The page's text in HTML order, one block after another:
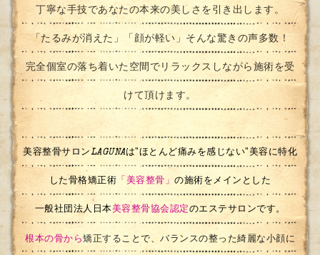
丁寧な手技であなたの本来の美しさを引き出します。
「たるみが消えた」「顔が軽い」そんな驚きの声多数！
完全個室の落ち着いた空間でリラックスしながら施術を受
けて頂けます。
美容整骨サロンLAGUNAは"ほとんど痛みを感じない"美容に特化
した骨格矯正術 「美容整骨」の施術をメインとした
一般社団法人日本美容整骨協会認定のエステサロンです。
根本の骨から矯正することで、バランスの整った綺麗な小顔に